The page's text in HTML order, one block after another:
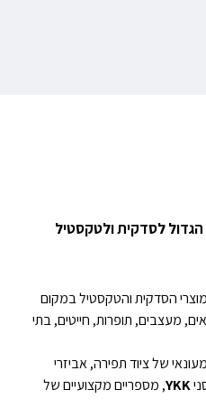
לסדקית ולטקסטיל
הסדקית והטקסטיל במקום
מעצבים, תופרות, חייטים, בתי
של ציוד תפירה, אביזרי
YKK, מספריים מקצועיים של